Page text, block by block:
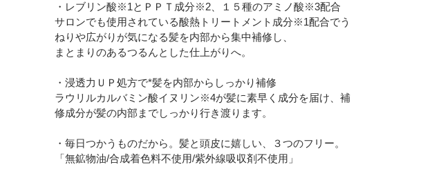
・レブリン酸※1とＰＰＴ成分※2、１５種のアミノ酸※3配合
サロンでも使用されている酸熱トリートメント成分※1配合でう
ねりや広がりが気になる髪を内部から集中補修し、
まとまりのあるつるんとした仕上がりへ。
・浸透力ＵＰ処方で*髪を内部からしっかり補修
ラウリルカルバミン酸イヌリン※4が髪に素早く成分を届け、補
修成分が髪の内部までしっかり行き渡ります。
・毎日つかうものだから。髪と頭皮に嬉しい、３つのフリー。
「無鉱物油/合成着色料不使用/紫外線吸収剤不使用」